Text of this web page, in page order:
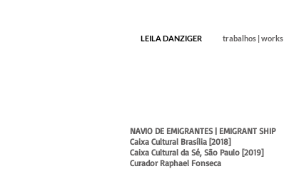
LEILA DANZIGER trabalhos | works
NAVIO DE EMIGRANTES | EMIGRANT SHIP
Caixa Cultural Brasília [2018]
Caixa Cultural da Sé, São Paulo [2019]
Curador Raphael Fonseca